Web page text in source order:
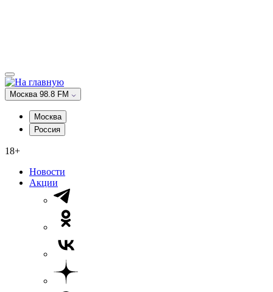
Москва 98.8 FM
Москва
Россия
18+
Новости
Акции